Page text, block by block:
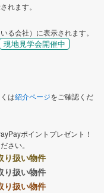
れます。
る会社）に表示されます。
現地見学会開催中
は紹介ページをご確認くだ
ポイントプレゼント！
さい。
り扱い物件
り扱い物件
り扱い物件